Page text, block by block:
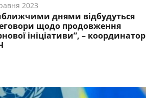
2023
днями відбудуться
щодо продовження
ініціативи”, – координатор